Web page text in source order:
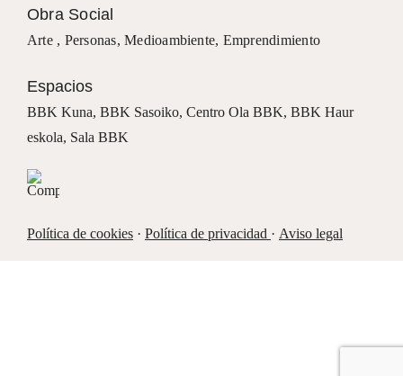
Obra Social
Arte , Personas,Medioambiente, Emprendimiento
Espacios
BBK Kuna, BBK Sasoiko, Centro Ola BBK, BBK Haur
eskola, Sala BBK
Política de cookies· Política de privacidad · Aviso legal